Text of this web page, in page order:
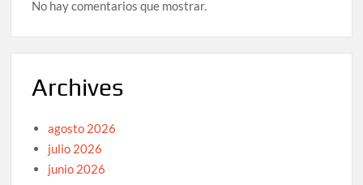
No hay comentarios que mostrar.
Archives
agosto 2026
julio 2026
junio 2026